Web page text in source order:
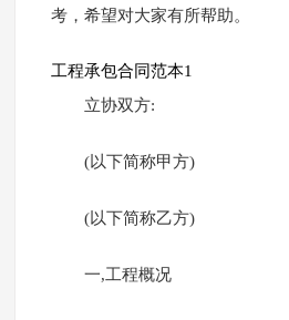
考，希望对大家有所帮助。
工程承包合同范本1
立协双方:
(以下简称甲方)
(以下简称乙方)
一,工程概况